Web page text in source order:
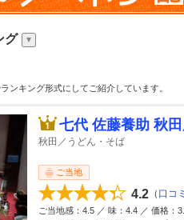
グ
ンキング形式にしてご紹介しています。
七代 佐藤養助 秋
秋田／うどん・そば
ご当地
4.2 （ 口コ
ご当地感：4.5 ／ 味：4.4 ／ 価格：